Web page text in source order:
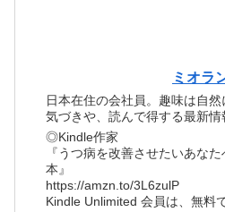
ミオラ
日本在住の会社員。趣味は自
気づきや、読んで得する最新情
◎Kindle作家
『うつ病を改善させたいあな
本』
https://amzn.to/3L6zulP
Kindle Unlimited 会員は、無料